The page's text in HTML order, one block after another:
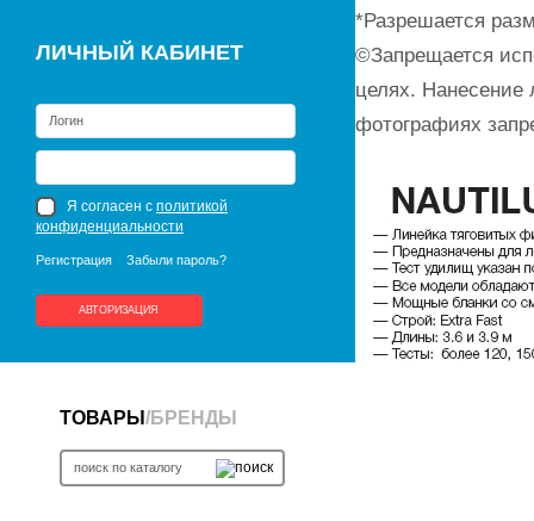
ЛИЧНЫЙ КАБИНЕТ
Я согласен с политикой
конфиденциальности
Регистрация Забыли пароль?
АВТОРИЗАЦИЯ
ТОВАРЫ /БРЕНДЫ
*Разрешается
©Запрещается
целях. Нанесение
фотографиях